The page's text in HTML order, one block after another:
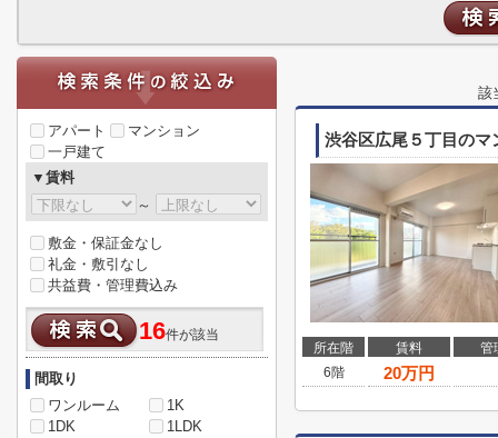
該
渋谷区広尾５丁目のマ
所在階 賃料
管
6階
20万円
アパート
マンション
一戸建て
▼賃料
～
敷金・保証金なし
礼金・敷引なし
共益費・管理費込み
16件が該当
間取り
ワンルーム
1K
1DK
1LDK